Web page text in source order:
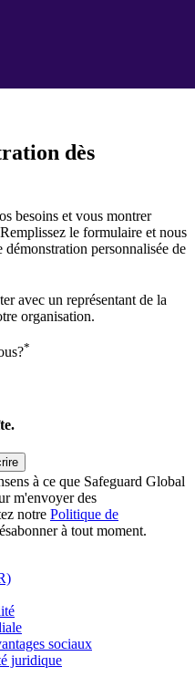
dès
besoins et vous montrer
le formulaire et nous
personnalisée de
avec un représentant de la
organisation.
*
à ce que Safeguard Global
m'envoyer des
notre Politique de
à tout moment.
sociaux
juridique